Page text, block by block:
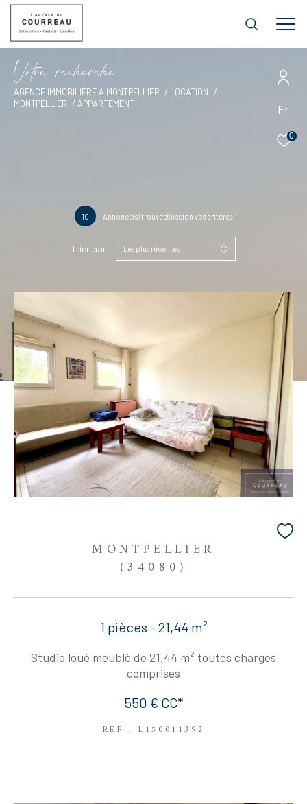
Fr
0
Votre recherche
AGENCE IMMOBILIÈRE À MONTPELLIER
LOCATION
MONTPELLIER
APPARTEMENT
10 Annonce(s) trouvée(s) selon vos critères
Trier par Les plus récentes
MONTPELLIER
(34080)
1 pièces - 21,44 m²
Studio loué meublé de 21,44 m² toutes charges
comprises
550 € CC*
REF : L150011392